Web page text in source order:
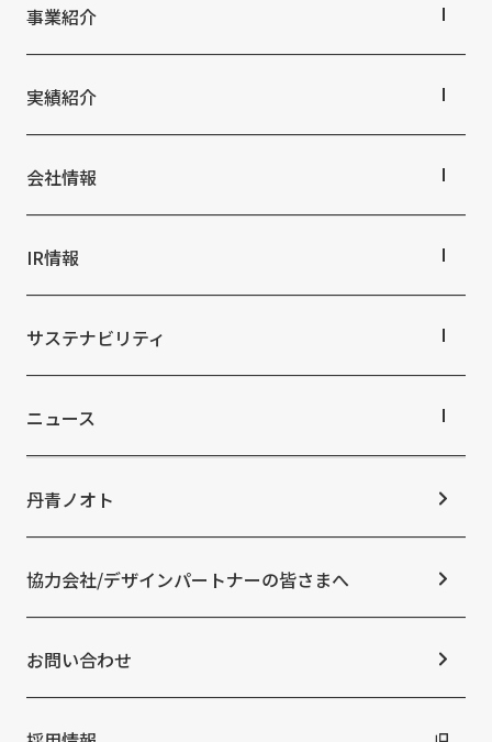
トップメッセージ
私たちの未来ビジョン2046
事業紹介
対応領域
提供サービス・ソリューション一覧
実績紹介
商業空間
パブリック空間
ビジネス空間
文化空間
会社情報
会社概要
拠点・グループ会社
オフィス紹介
IR情報
株主・投資家の皆さまへ
中期経営計画
IRライブラリ
コーポレートガバナンス
IRニュース
よくあるご質問
サステナビリティ
トップコミットメント
マテリアリティ
ESGの取り組み：E（環境）
ESGの取り組み：S（社会）
ESGの取り組み：G（ガバナンス）
統合報告書
サステナビリティデータ
ニュース
お知らせ
ニュースリリース
丹青ノオト
協力会社/デザインパートナーの皆さまへ
お問い合わせ